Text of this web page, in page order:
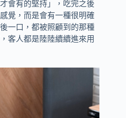
會有的堅持」，吃完之後
覺，而是會有一種很明確
一口，都被照顧到的那種
客人都是陸陸續續進來用